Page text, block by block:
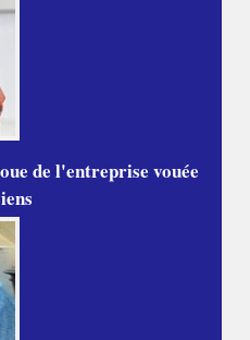
de l'entreprise vouée